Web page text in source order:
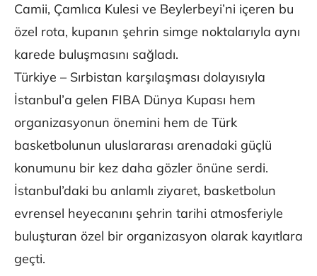
Camii, Çamlıca Kulesi ve Beylerbeyi’ni içeren bu
özel rota, kupanın şehrin simge noktalarıyla aynı
karede buluşmasını sağladı.
Türkiye – Sırbistan karşılaşması dolayısıyla
İstanbul’a gelen FIBA Dünya Kupası hem
organizasyonun önemini hem de Türk
basketbolunun uluslararası arenadaki güçlü
konumunu bir kez daha gözler önüne serdi.
İstanbul’daki bu anlamlı ziyaret, basketbolun
evrensel heyecanını şehrin tarihi atmosferiyle
buluşturan özel bir organizasyon olarak kayıtlara
geçti.